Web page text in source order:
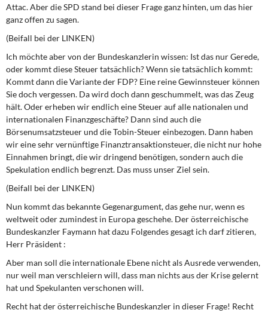
Attac. Aber die SPD stand bei dieser Frage ganz hinten, um das hier
ganz offen zu sagen.
(Beifall bei der LINKEN)
Ich möchte aber von der Bundeskanzlerin wissen: Ist das nur Gerede,
oder kommt diese Steuer tatsächlich? Wenn sie tatsächlich kommt:
Kommt dann die Variante der FDP? Eine reine Gewinnsteuer können
Sie doch vergessen. Da wird doch dann geschummelt, was das Zeug
hält. Oder erheben wir endlich eine Steuer auf alle nationalen und
internationalen Finanzgeschäfte? Dann sind auch die
Börsenumsatzsteuer und die Tobin-Steuer einbezogen. Dann haben
wir eine sehr vernünftige Finanztransaktionsteuer, die nicht nur hohe
Einnahmen bringt, die wir dringend benötigen, sondern auch die
Spekulation endlich begrenzt. Das muss unser Ziel sein.
(Beifall bei der LINKEN)
Nun kommt das bekannte Gegenargument, das gehe nur, wenn es
weltweit oder zumindest in Europa geschehe. Der österreichische
Bundeskanzler Faymann hat dazu Folgendes gesagt ich darf zitieren,
Herr Präsident :
Aber man soll die internationale Ebene nicht als Ausrede verwenden,
nur weil man verschleiern will, dass man nichts aus der Krise gelernt
hat und Spekulanten verschonen will.
Recht hat der österreichische Bundeskanzler in dieser Frage! Recht